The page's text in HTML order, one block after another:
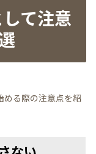
て注意
める際の注意点を紹